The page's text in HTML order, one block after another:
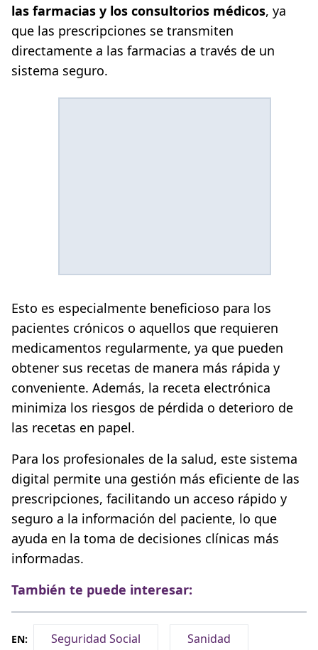
las farmacias y los consultorios médicos, ya
que las prescripciones se transmiten
directamente a las farmacias a través de un
sistema seguro.
Esto es especialmente beneficioso para los
pacientes crónicos o aquellos que requieren
medicamentos regularmente, ya que pueden
obtener sus recetas de manera más rápida y
conveniente. Además, la receta electrónica
minimiza los riesgos de pérdida o deterioro de
las recetas en papel.
Para los profesionales de la salud, este sistema
digital permite una gestión más eficiente de las
prescripciones, facilitando un acceso rápido y
seguro a la información del paciente, lo que
ayuda en la toma de decisiones clínicas más
informadas.
También te puede interesar:
EN: Seguridad Social Sanidad